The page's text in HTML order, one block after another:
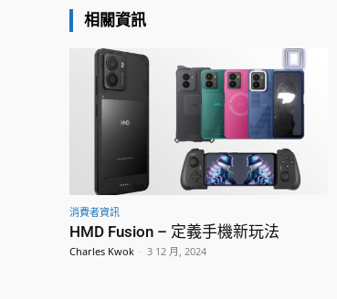
相關資訊
消費者資訊
HMD Fusion – 定義手機新玩法
Charles Kwok - 3 12 月, 2024